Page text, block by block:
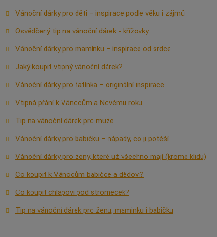
Vánoční dárky pro děti – inspirace podle věku i zájmů
Osvědčený tip na vánoční dárek - křížovky
Vánoční dárky pro maminku – inspirace od srdce
Jaký koupit vtipný vánoční dárek?
Vánoční dárky pro tatínka – originální inspirace
Vtipná přání k Vánocům a Novému roku
Tip na vánoční dárek pro muže
Vánoční dárky pro babičku – nápady, co ji potěší
Vánoční dárky pro ženy, které už všechno mají (kromě klidu)
Co koupit k Vánocům babičce a dědovi?
Co koupit chlapovi pod stromeček?
Tip na vánoční dárek pro ženu, maminku i babičku